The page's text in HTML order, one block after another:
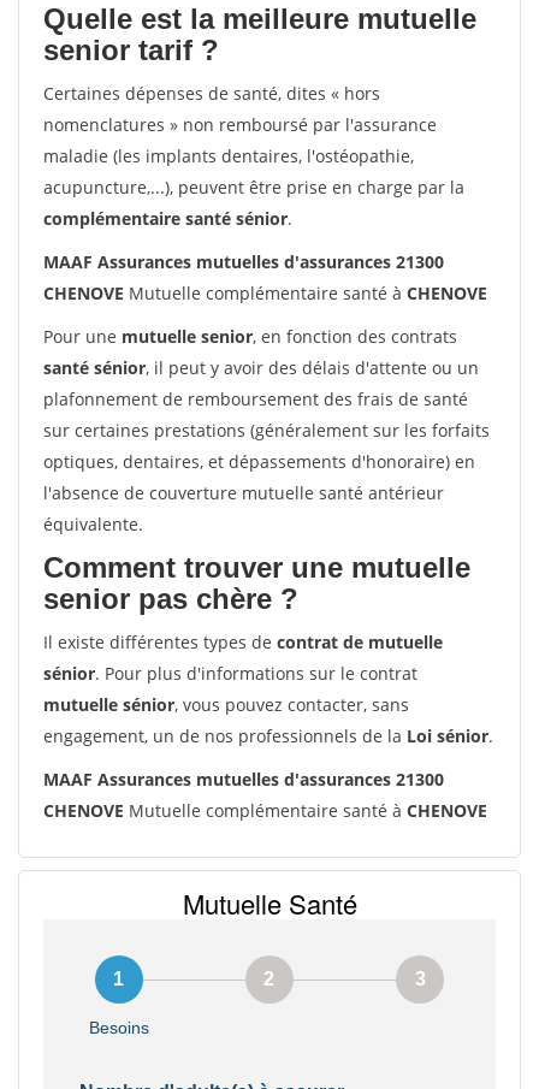
Quelle est la meilleure mutuelle
senior tarif ?
Certaines dépenses de santé, dites « hors
nomenclatures » non remboursé par l'assurance
maladie (les implants dentaires, l'ostéopathie,
acupuncture,...), peuvent être prise en charge par la
complémentaire santé sénior.
MAAF Assurances mutuelles d'assurances 21300
CHENOVE Mutuelle complémentaire santé à CHENOVE
Pour une mutuelle senior, en fonction des contrats
santé sénior, il peut y avoir des délais d'attente ou un
plafonnement de remboursement des frais de santé
sur certaines prestations (généralement sur les forfaits
optiques, dentaires, et dépassements d'honoraire) en
l'absence de couverture mutuelle santé antérieur
équivalente.
Comment trouver une mutuelle
senior pas chère ?
Il existe différentes types de contrat de mutuelle
sénior. Pour plus d'informations sur le contrat
mutuelle sénior, vous pouvez contacter, sans
engagement, un de nos professionnels de la Loi sénior.
MAAF Assurances mutuelles d'assurances 21300
CHENOVE Mutuelle complémentaire santé à CHENOVE